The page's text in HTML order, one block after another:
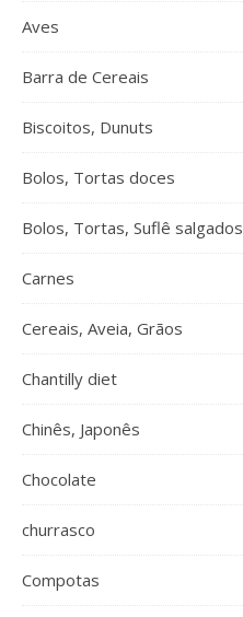
Aves
Barra de Cereais
Biscoitos, Dunuts
Bolos, Tortas doces
Bolos, Tortas, Suflê salgados
Carnes
Cereais, Aveia, Grãos
Chantilly diet
Chinês, Japonês
Chocolate
churrasco
Compotas